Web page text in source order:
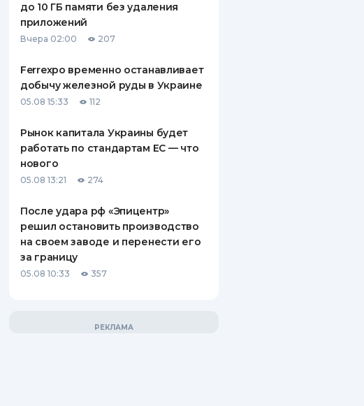
до 10 ГБ памяти без удаления
приложений
Вчера 02:00 207
Ferrexpo временно останавливает
добычу железной руды в Украине
05.08 15:33 112
Рынок капитала Украины будет
работать по стандартам ЕС — что
нового
05.08 13:21 274
После удара рф «Эпицентр»
решил остановить производство
на своем заводе и перенести его
за границу
05.08 10:33 357